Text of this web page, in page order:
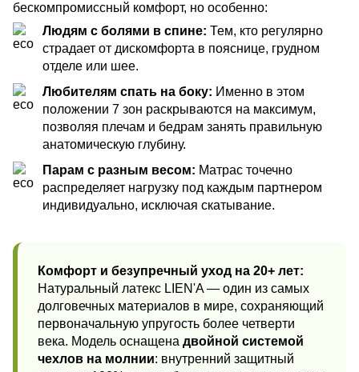
бескомпромиссный комфорт, но особенно:
Людям с болями в спине: Тем, кто регулярно
страдает от дискомфорта в пояснице, грудном
отделе или шее.
Любителям спать на боку: Именно в этом
положении 7 зон раскрываются на максимум,
позволяя плечам и бедрам занять правильную
анатомическую глубину.
Парам с разным весом: Матрас точечно
распределяет нагрузку под каждым партнером
индивидуально, исключая скатывание.
Комфорт и безупречный уход на 20+ лет:
Натуральный латекс LIEN'A — один из самых
долговечных материалов в мире, сохраняющий
первоначальную упругость более четверти
века. Модель оснащена двойной системой
чехлов на молнии: внутренний защитный